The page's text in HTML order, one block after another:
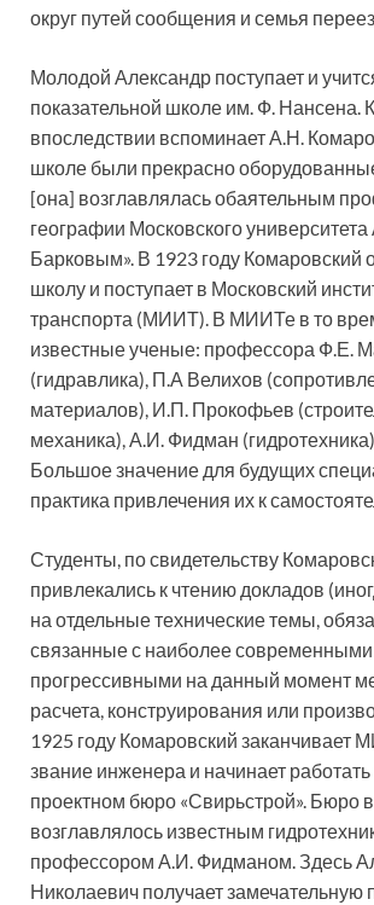
округ путей сообщения и семья
Молодой Александр поступает и
показательной школе им. Ф. Нансена.
впоследствии вспоминает А.Н.
школе были прекрасно
[она] возглавлялась обаятельным
географии Московского
Барковым». В 1923 году Комаровский
школу и поступает в Московский
транспорта (МИИТ). В МИИТе в то
известные ученые: профессора Ф.Е.
(гидравлика), П.А Велихов
материалов), И.П. Прокофьев
механика), А.И. Фидман
Большое значение для будущих
практика привлечения их к
Студенты, по свидетельству
привлекались к чтению докладов
на отдельные технические темы,
связанные с наиболее современными
прогрессивными на данный момент
расчета, конструирования или
1925 году Комаровский заканчивает
звание инженера и начинает
проектном бюро «Свирьстрой». Бюро
возглавлялось известным
профессором А.И. Фидманом. Здесь
Николаевич получает замечательную